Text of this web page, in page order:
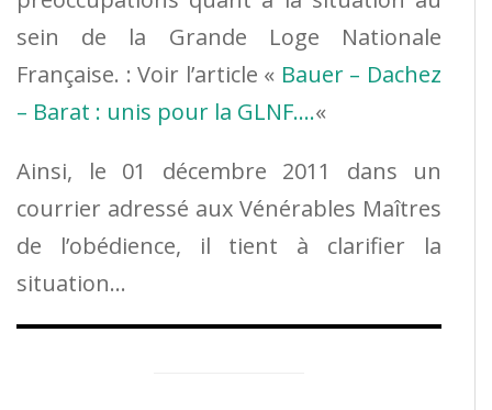
sein de la Grande Loge Nationale
Française. : Voir l’article « Bauer – Dachez
– Barat : unis pour la GLNF….«
Ainsi, le 01 décembre 2011 dans un
courrier adressé aux Vénérables Maîtres
de l’obédience, il tient à clarifier la
situation…